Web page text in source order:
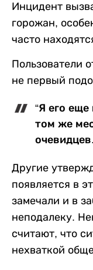
Инцидент
горожан,
часто
Пользователи
не первый
“Я его
том же
очевидцев.
Другие
появляется в
замечали и в
неподалеку.
считают, что
нехваткой